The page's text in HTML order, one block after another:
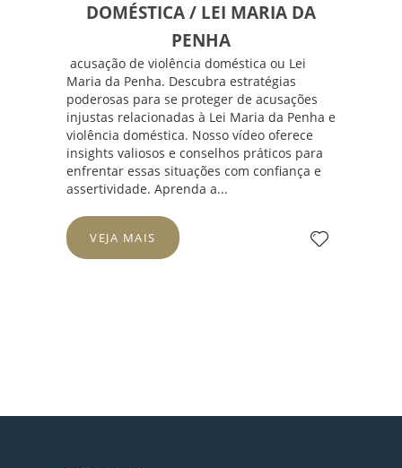
DOMÉSTICA / LEI MARIA DA
PENHA
acusação de violência doméstica ou Lei
Maria da Penha. Descubra estratégias
poderosas para se proteger de acusações
injustas relacionadas à Lei Maria da Penha e
violência doméstica. Nosso vídeo oferece
insights valiosos e conselhos práticos para
enfrentar essas situações com confiança e
assertividade. Aprenda a...
VEJA MAIS